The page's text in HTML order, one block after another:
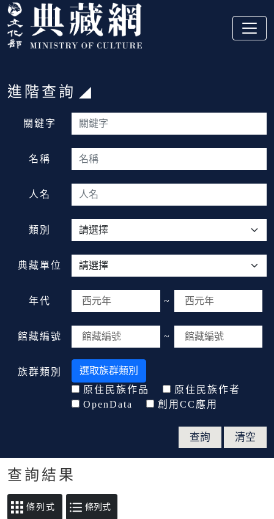
跳到主要內容
:::
:::
進階查詢
關鍵字
名稱
人名
類別
典藏單位
年代 ~
館藏編號 ~
族群類別
選取族群類別
原住民族作品
原住民族作者
OpenData
創用CC應用
查詢結果
條列式